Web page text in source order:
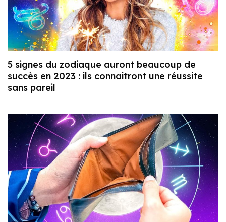
5 signes du zodiaque auront beaucoup de
succès en 2023 : ils connaitront une réussite
sans pareil